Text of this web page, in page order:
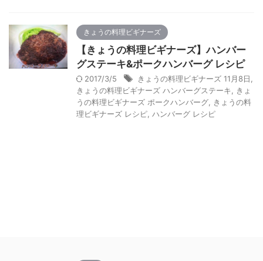
きょうの料理ビギナーズ
【きょうの料理ビギナーズ】ハンバー
グステーキ&ポークハンバーグ レシピ
2017/3/5 きょうの料理ビギナーズ 11月8日
きょうの料理ビギナーズ ハンバーグステーキ
きょ
うの料理ビギナーズ ポークハンバーグ
きょうの料
理ビギナーズ レシピ ハンバーグ レシピ